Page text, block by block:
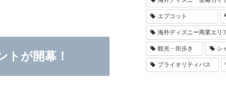
トが開幕！
エプコット
海外ディズニー商業エリ
観光・街歩き シ
プライオリティパス